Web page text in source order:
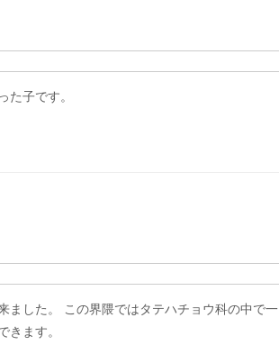
た子です。
ました。 この界隈ではタテハチョウ科の中で一
きます。